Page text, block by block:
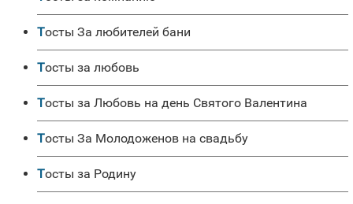
Тосты За любителей бани
Тосты за любовь
Тосты за Любовь на день Святого Валентина
Тосты За Молодоженов на свадьбу
Тосты за Родину